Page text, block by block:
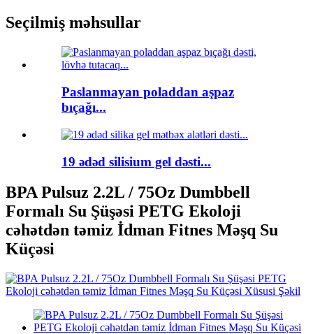
Seçilmiş məhsullar
Paslanmayan poladdan aşpaz
bıçağı...
19 ədəd silisium gel dəsti...
BPA Pulsuz 2.2L / 75Oz Dumbbell
Formalı Su Şüşəsi PETG Ekoloji
cəhətdən təmiz İdman Fitnes Məşq Su
Küçəsi